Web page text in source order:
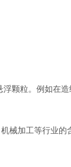
颗粒。例如在
械加工等行业的